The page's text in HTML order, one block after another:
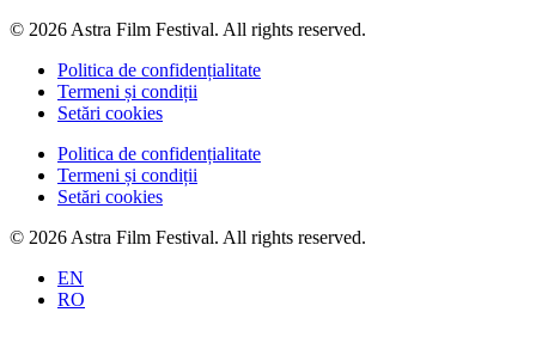
© 2026 Astra Film Festival. All rights reserved.
Politica de confidențialitate
Termeni și condiții
Setări cookies
Politica de confidențialitate
Termeni și condiții
Setări cookies
© 2026 Astra Film Festival. All rights reserved.
EN
RO